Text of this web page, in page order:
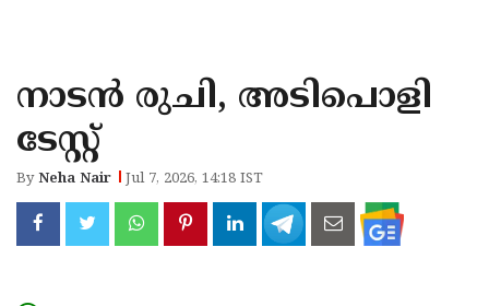
KANNUR
KASARAGOD
നാടൻ രുചി, അടിപൊളി
ടേസ്റ്റ്
ByNeha Nair Jul 7, 2026, 14:18 IST